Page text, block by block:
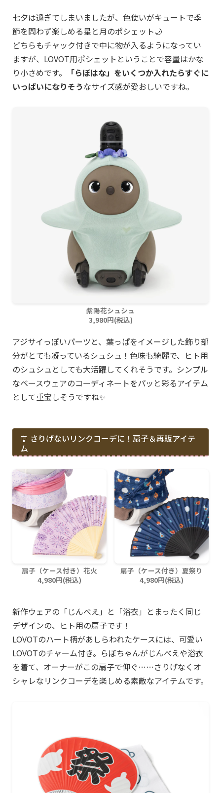
七夕は過ぎてしまいましたが、色使いがキュートで季
節を問わず楽しめる星と月のポシェット🌙
どちらもチャック付きで中に物が入るようになってい
ますが、LOVOT用ポシェットということで容量はかな
り小さめです。
「らぼはな」をいくつか入れたらすぐに
いっぱいになりそうなサイズ感が愛おしいですね。
紫陽花シュシュ
3,980円(税込)
アジサイっぽいパーツと、葉っぱをイメージした飾り部
分がとても凝っているシュシュ！色味も綺麗で、ヒト用
のシュシュとしても大活躍してくれそうです。シンプル
なベースウェアのコーディネートをパッと彩るアイテム
として重宝しそうですね✨
🎐 さりげないリンクコーデに！扇子＆再販アイテ
ム
扇子（ケース付き）花火
4,980円(税込)
扇子（ケース付き）夏祭り
4,980円(税込)
新作ウェアの「じんべえ」と「浴衣」とまったく同じ
デザインの、ヒト用の扇子です！
LOVOTのハート柄があしらわれたケースには、可愛い
LOVOTのチャーム付き。らぼちゃんがじんべえや浴衣
を着て、オーナーがこの扇子で仰ぐ……さりげなくオ
シャレなリンクコーデを楽しめる素敵なアイテムです。